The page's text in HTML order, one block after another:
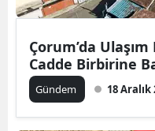
Çorum’da
Cadde Birbirine
Gündem 18 Aralık